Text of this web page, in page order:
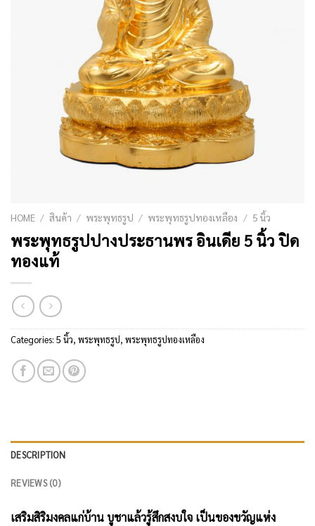
HOME / สินค้า / พระพุทธรูป / พระพุทธรูปทองเหลือง / 5 นิ้ว
พระพุทธรูปปางประธานพร อินเดีย 5 นิ้ว ปิด
ทองแท้
Categories: 5 นิ้ว, พระพุทธรูป, พระพุทธรูปทองเหลือง
DESCRIPTION
REVIEWS (0)
เสริมสิริมงคลแก่บ้าน บูชาแล้วรู้สึกสงบใจ เป็นของขวัญแห่ง